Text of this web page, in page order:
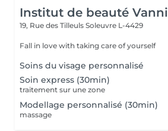
Institut de beauté Vanni
19, Rue des Tilleuls Soleuvre L-4429
Fall in love with taking care of yourself
Soins du visage personnalisé
Soin express (30min)
traitement sur une zone
Modellage personnalisé (30min)
massage